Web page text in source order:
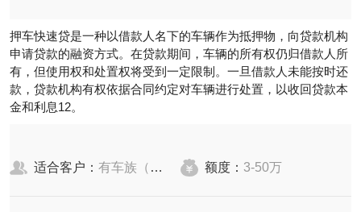
‌押车快速贷‌是一种以借款人名下的车辆作为抵押物，向贷款机构
申请贷款的融资方式。在贷款期间，车辆的所有权仍归借款人所
有，但使用权和处置权将受到一定限制。一旦借款人未能按时还
款，贷款机构有权依据合同约定对车辆进行处置，以收回贷款本
金和利息‌12。
适合客户： 有车族（全款车/按揭车均可）人士 额度： 3-50万